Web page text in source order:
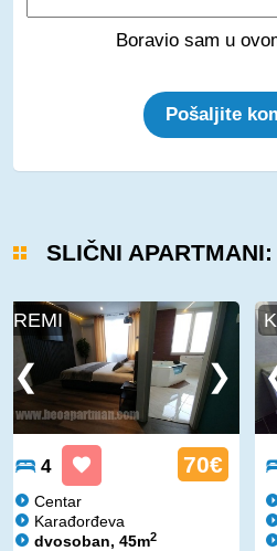
Boravio sam u
Pošaljite
SLIČNI APARTMANI:
REMI
4 70€
Centar
Karađorđeva
dvosoban, 45m2